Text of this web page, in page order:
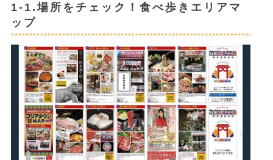
1-1.場所をチェック！食べ歩きエリアマ
ップ